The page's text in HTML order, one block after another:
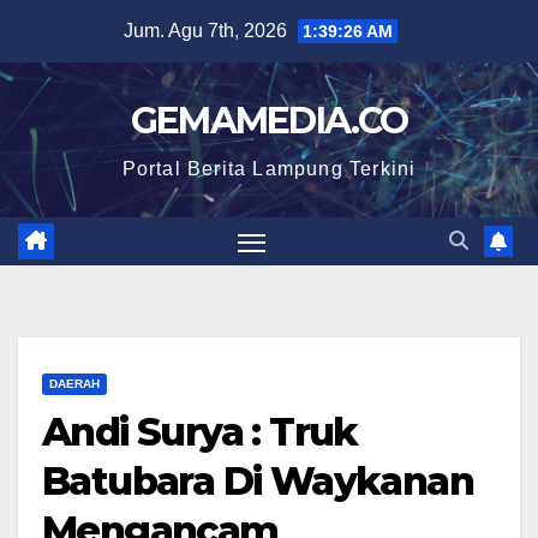
content
Jum. Agu 7th, 2026 1:39:27 AM
GEMAMEDIA.CO
Portal Berita Lampung Terkini
DAERAH
Andi Surya : Truk
Batubara Di Waykanan